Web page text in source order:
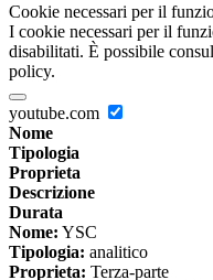
Cookie necessari per il
I cookie necessari per il
disabilitati. È possibile
policy.
youtube.com
Nome
Tipologia
Proprieta
Descrizione
Durata
Nome: YSC
Tipologia: analitico
Proprieta: Terza-parte